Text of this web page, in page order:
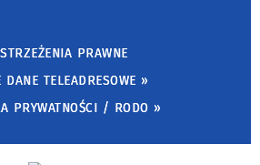
PRAWNE
DANE TELEADRESOWE »
PRYWATNOŚCI / RODO »